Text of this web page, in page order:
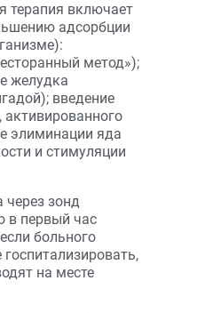
терапия включает
адсорбции
метод»);
желудка
введение
элиминации яда
и стимуляции
зонд
в первый час
больного
на месте